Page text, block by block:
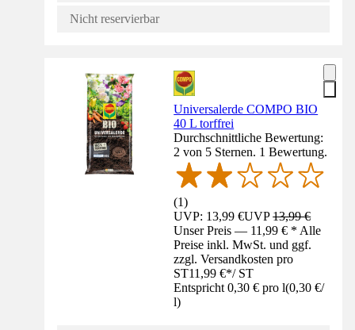
Nicht reservierbar
Universalerde COMPO BIO
40 L torffrei
Durchschnittliche Bewertung:
2 von 5 Sternen. 1 Bewertung.
(1)
UVP: 13,99 €UVP13,99 €
Unser Preis — 11,99 € * Alle
Preise inkl. MwSt. und ggf.
zzgl. Versandkosten pro
ST11,99 €*/ ST
Entspricht 0,30 € pro l(0,30 €/
l)